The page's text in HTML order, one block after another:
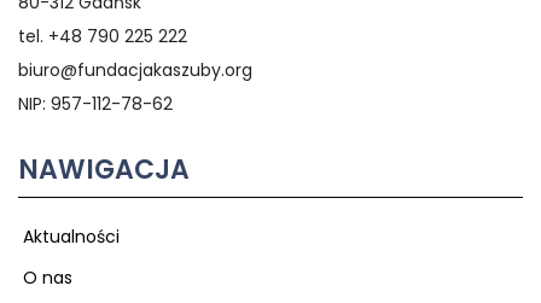
tel. +48 790 225 222
biuro@fundacjakaszuby.org
NIP: 957-112-78-62
NAWIGACJA
Aktualności
O nas